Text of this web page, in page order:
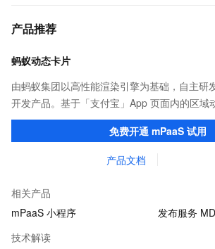
产品推荐
蚂蚁动态卡片
由蚂蚁集团以高性能渲染引擎为基础，自主研
开发产品。基于「支付宝」App 页面内的区域
户提升研发效率的同时，追求轻量、流畅的
免费开通 mPaaS 试用
产品文档
相关产品
mPaaS 小程序
发布服务
技术解读